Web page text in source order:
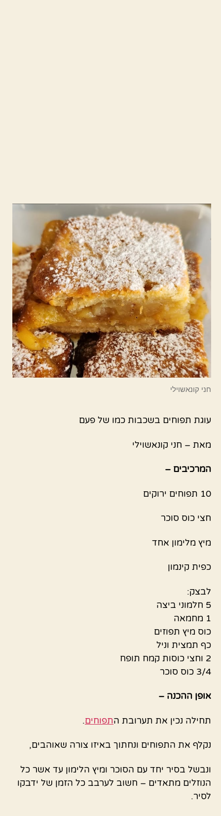
חני קונאשוילי
עוגת תפוחים בשכבות כמו של פעם
מאת – חני קונאשוילי
המרכיבים –
10 תפוחים ירוקים
חצי כוס סוכר
מיץ מלימון אחד
כפית קינמון
לבצק:
5 חלמוני ביצה
1 מחמאה
כוס מיץ תפוזים
כף תמצית וניל
2 וחצי כוסות קמח תופח
3/4 כוס סוכר
אופן ההכנה –
תחילה נכין את תערובת התפוחים.
נקלף את התפוחים ונחתוך באיזו צורה שאוהבים,
ונבשל בסיר יחד עם הסוכר ומיץ הלימון עד אשר כל
הנוזלים מתאדים – חשוב לערבב כל הזמן של ידבקו
לסיר.